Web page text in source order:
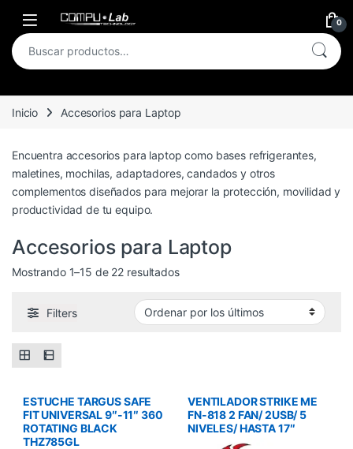
Open 0
Buscar por:
Inicio Accesorios para Laptop
Encuentra accesorios para laptop como bases refrigerantes,
maletines, mochilas, adaptadores, candados y otros
complementos diseñados para mejorar la protección, movilidad y
productividad de tu equipo.
Accesorios para Laptop
Mostrando 1–15 de 22 resultadosOrdenado por los últimos
Filters
ESTUCHE TARGUS SAFE
FIT UNIVERSAL 9″-11″ 360
ROTATING BLACK
THZ785GL
VENTILADOR STRIKE ME
FN-818 2 FAN/ 2USB/ 5
NIVELES/ HASTA 17″